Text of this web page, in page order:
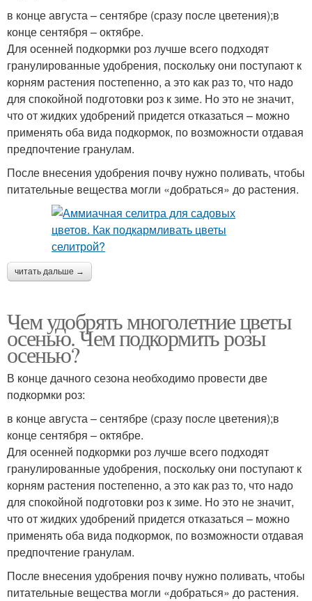
в конце августа – сентябре (сразу после цветения);в
конце сентября – октябре.
Для осенней подкормки роз лучше всего подходят
гранулированные удобрения, поскольку они поступают к
корням растения постепенно, а это как раз то, что надо
для спокойной подготовки роз к зиме. Но это не значит,
что от жидких удобрений придется отказаться – можно
применять оба вида подкормок, по возможности отдавая
предпочтение гранулам.
После внесения удобрения почву нужно поливать, чтобы
питательные вещества могли «добраться» до растения.
читать дальше →
Чем удобрять многолетние цветы
осенью. Чем подкормить розы
осенью?
В конце дачного сезона необходимо провести две
подкормки роз:
в конце августа – сентябре (сразу после цветения);в
конце сентября – октябре.
Для осенней подкормки роз лучше всего подходят
гранулированные удобрения, поскольку они поступают к
корням растения постепенно, а это как раз то, что надо
для спокойной подготовки роз к зиме. Но это не значит,
что от жидких удобрений придется отказаться – можно
применять оба вида подкормок, по возможности отдавая
предпочтение гранулам.
После внесения удобрения почву нужно поливать, чтобы
питательные вещества могли «добраться» до растения.